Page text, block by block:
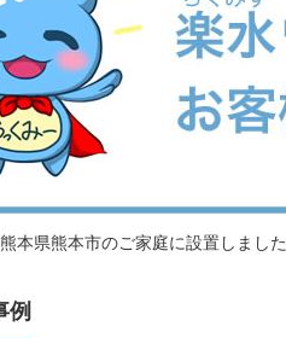
熊本県熊本市のご家庭に設置しました
例